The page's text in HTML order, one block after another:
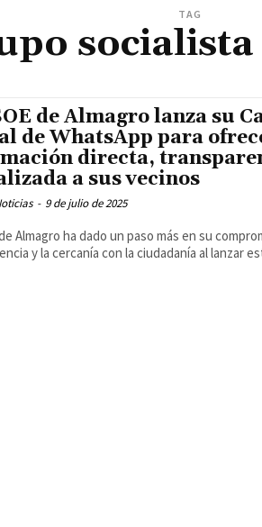
TAG
de Almagro lanza su
de WhatsApp para
directa,
a sus vecinos
- 9 de julio de 2025
Almagro ha dado un paso más en su
y la cercanía con la ciudadanía al lanzar